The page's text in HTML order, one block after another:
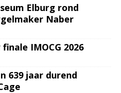
Elburg rond
Naber
IMOCG 2026
639 jaar durend